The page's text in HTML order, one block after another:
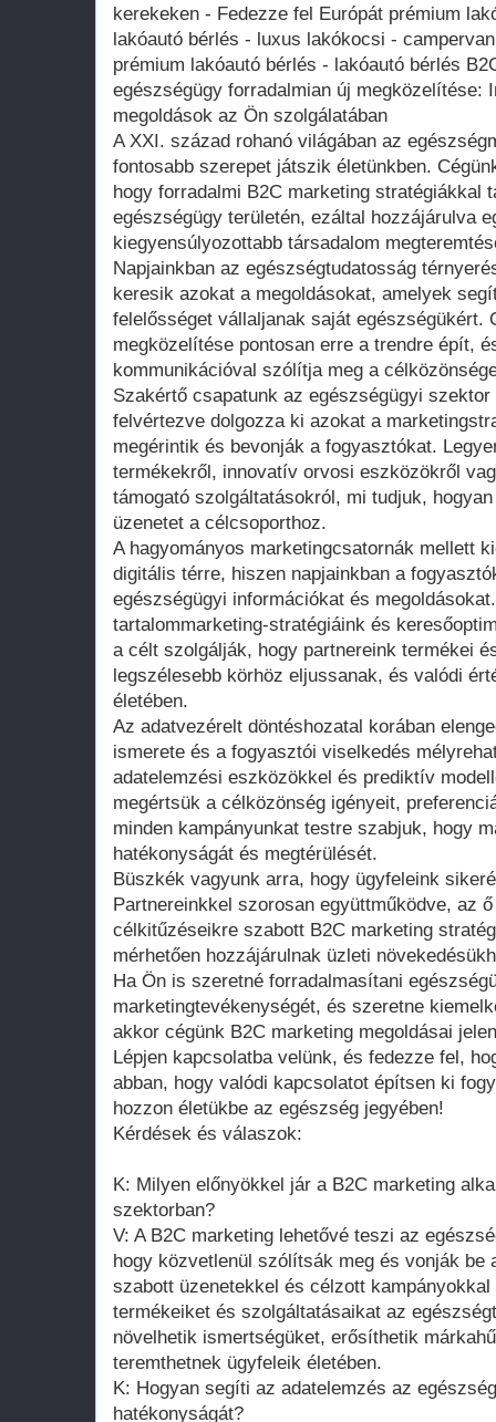
kerekeken - Fedezze fel Európát prémium
lakóautó bérlés - luxus lakókocsi -
prémium lakóautó bérlés - lakóautó bérlés
egészségügy forradalmian új megközelítése:
megoldások az Ön szolgálatában
A XXI. század rohanó világában az
fontosabb szerepet játszik életünkben.
hogy forradalmi B2C marketing stratégiákkal
egészségügy területén, ezáltal hozzájárulva
kiegyensúlyozottabb társadalom
Napjainkban az egészségtudatosság
keresik azokat a megoldásokat, amelyek
felelősséget vállaljanak saját egészségükért.
megközelítése pontosan erre a trendre épít,
kommunikációval szólítja meg a
Szakértő csapatunk az egészségügyi
felvértezve dolgozza ki azokat a
megérintik és bevonják a fogyasztókat.
termékekről, innovatív orvosi eszközökről
támogató szolgáltatásokról, mi tudjuk,
üzenetet a célcsoporthoz.
A hagyományos marketingcsatornák mellett
digitális térre, hiszen napjainkban a
egészségügyi információkat és
tartalommarketing-stratégiáink és
a célt szolgálják, hogy partnereink termékei
legszélesebb körhöz eljussanak, és valódi
életében.
Az adatvezérelt döntéshozatal korában
ismerete és a fogyasztói viselkedés
adatelemzési eszközökkel és prediktív
megértsük a célközönség igényeit,
minden kampányunkat testre szabjuk, hogy
hatékonyságát és megtérülését.
Büszkék vagyunk arra, hogy ügyfeleink
Partnereinkkel szorosan együttműködve, az
célkitűzéseikre szabott B2C marketing
mérhetően hozzájárulnak üzleti
Ha Ön is szeretné forradalmasítani
marketingtevékenységét, és szeretne
akkor cégünk B2C marketing megoldásai
Lépjen kapcsolatba velünk, és fedezze fel,
abban, hogy valódi kapcsolatot építsen ki
hozzon életükbe az egészség jegyében!
Kérdések és válaszok:
K: Milyen előnyökkel jár a B2C marketing
szektorban?
V: A B2C marketing lehetővé teszi az
hogy közvetlenül szólítsák meg és vonják be
szabott üzenetekkel és célzott
termékeiket és szolgáltatásaikat az
növelhetik ismertségüket, erősíthetik
teremthetnek ügyfeleik életében.
K: Hogyan segíti az adatelemzés az
hatékonyságát?